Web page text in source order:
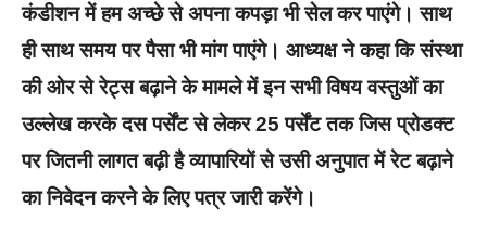
कंडीशन में हम अच्छे से अपना कपड़ा भी सेल कर पाएंगे। साथ
ही साथ समय पर पैसा भी मांग पाएंगे। आध्यक्ष ने कहा कि संस्था
की ओर से रेट्स बढ़ाने के मामले में इन सभी विषय वस्तुओं का
उल्लेख करके दस पर्सेंट से लेकर 25 पर्सेंट तक जिस प्रोडक्ट
पर जितनी लागत बढ़ी है व्यापारियों से उसी अनुपात में रेट बढ़ाने
का निवेदन करने के लिए पत्र जारी करेंगे।